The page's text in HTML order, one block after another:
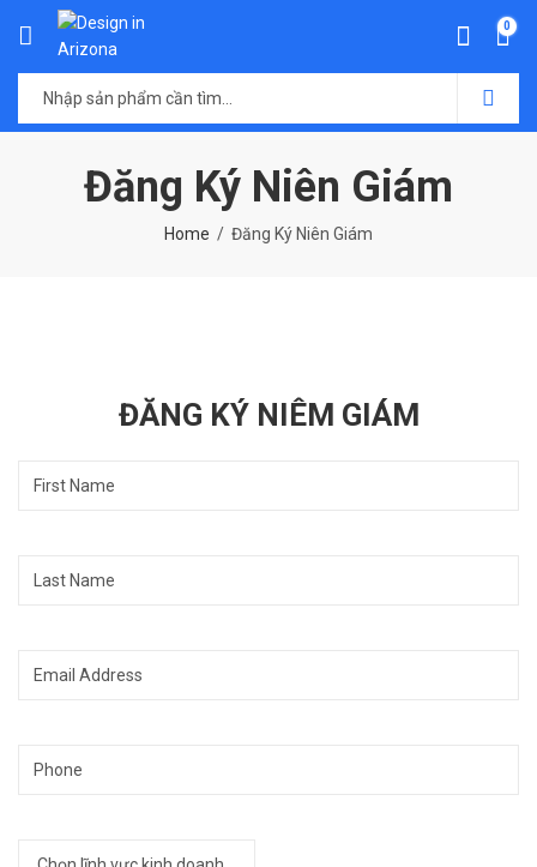
0
Đăng Ký Niên Giám
Home Đăng Ký Niên Giám
ĐĂNG KÝ NIÊM GIÁM